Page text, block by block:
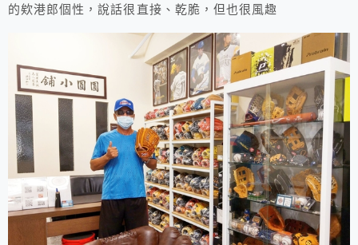
的欸港郎個性，說話很直接、乾脆，但也很風趣